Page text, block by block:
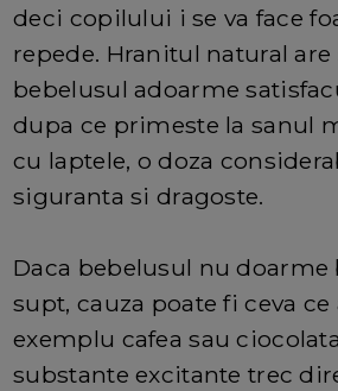
deci copilului i se va face
repede. Hranitul natural
bebelusul adoarme
dupa ce primeste la sanul
cu laptele, o doza
siguranta si dragoste.
Daca bebelusul nu doarme
supt, cauza poate fi ceva
exemplu cafea sau
substante excitante trec